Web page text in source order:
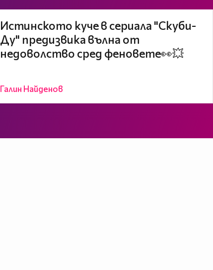
Истинското куче в сериала "Скуби-
Ду" предизвика вълна от
недоволство сред феновете👀💥
Галин Найденов